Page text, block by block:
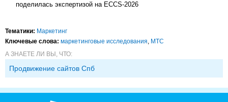
поделилась экспертизой на ECCS-2026
Тематики: Маркетинг
Ключевые слова: маркетинговые исследования, МТС
А ЗНАЕТЕ ЛИ ВЫ, ЧТО:
Продвижение сайтов Спб